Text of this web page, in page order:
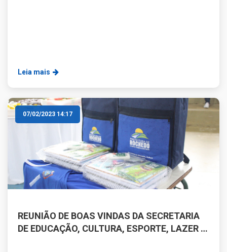
Leia mais
07/02/2023 14:17
REUNIÃO DE BOAS VINDAS DA SECRETARIA
DE EDUCAÇÃO, CULTURA, ESPORTE, LAZER E